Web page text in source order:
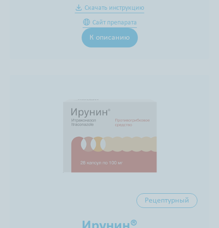
Скачать инструкцию
Сайт препарата
К описанию
Рецептурный